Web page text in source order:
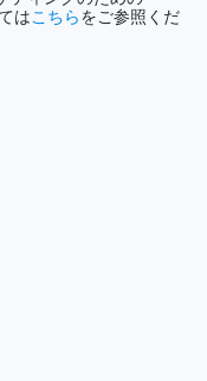
駅で、ここからは便
プロンマドゥアや
はこちらをご参照くだ